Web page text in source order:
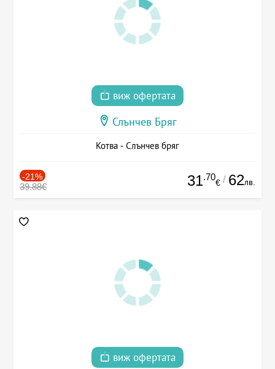
виж офертата
Слънчев Бряг
Котва - Слънчев бряг
-21%
39.88€ 31.70
€ / 62лв.
виж офертата